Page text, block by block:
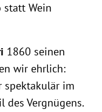
Wein
1860 seinen
wir ehrlich:
spektakulär im
des Vergnügens.